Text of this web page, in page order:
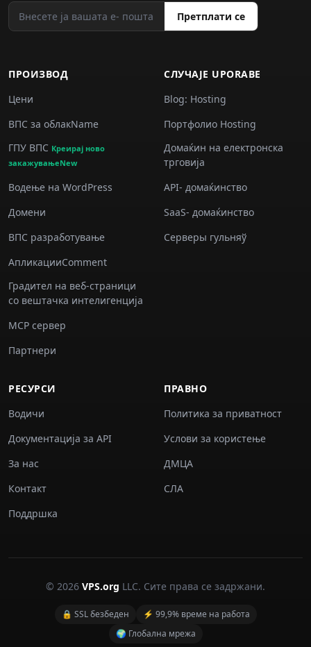
Претплати се
ПРОИЗВОД
Цени
ВПС за облакName
ГПУ ВПС Креирај ново
закажувањеNew
Водење на WordPress
Домени
ВПС разработување
АпликацииComment
Градител на веб-страници
со вештачка интелигенција
MCP сервер
Партнери
СЛУЧАJE UPORABE
Blog: Hosting
Портфолио Hosting
Домаќин на електронска
трговија
API- домаќинство
SaaS- домаќинство
Серверы гульняў
РЕСУРСИ
Водичи
Документација за API
За нас
Контакт
Поддршка
ПРАВНО
Политика за приватност
Услови за користење
ДМЦА
СЛА
© 2026 VPS.org LLC. Сите права се задржани.
🔒 SSL безбеден
⚡ 99,9% време на работа
🌍 Глобална мрежа